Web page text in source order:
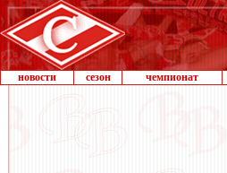
новости сезон чемпионат